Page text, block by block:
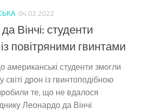
04.02.2022
Вінчі: студенти
повітряними гвинтами
студенти змогли
дрон із гвинтоподібною
те, що не вдалося
Леонардо да Вінчі.